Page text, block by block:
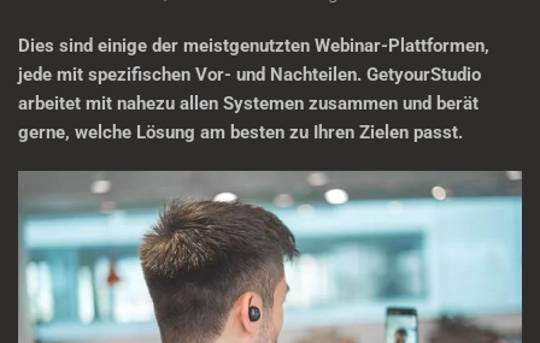
Dies sind einige der meistgenutzten Webinar-Plattformen,
jede mit spezifischen Vor- und Nachteilen. GetyourStudio
arbeitet mit nahezu allen Systemen zusammen und berät
gerne, welche Lösung am besten zu Ihren Zielen passt.